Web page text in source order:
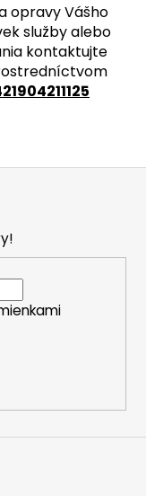
opravy Vášho
služby alebo
kontaktujte